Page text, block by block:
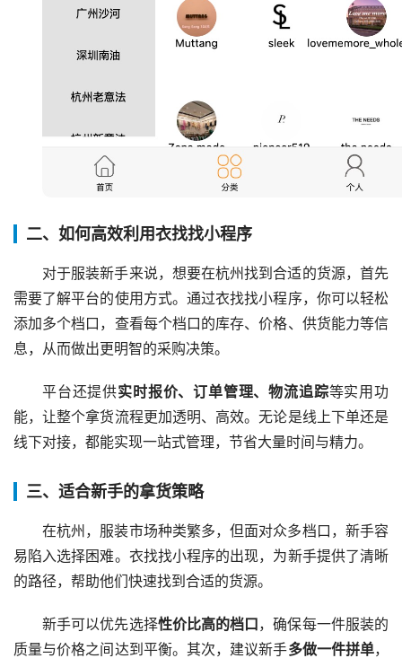
二、如何高效利用衣找找小程序
对于服装新手来说，想要在杭州找到合适的货源，首先
需要了解平台的使用方式。通过衣找找小程序，你可以轻松
添加多个档口，查看每个档口的库存、价格、供货能力等信
息，从而做出更明智的采购决策。
平台还提供实时报价、订单管理、物流追踪等实用功
能，让整个拿货流程更加透明、高效。无论是线上下单还是
线下对接，都能实现一站式管理，节省大量时间与精力。
三、适合新手的拿货策略
在杭州，服装市场种类繁多，但面对众多档口，新手容
易陷入选择困难。衣找找小程序的出现，为新手提供了清晰
的路径，帮助他们快速找到合适的货源。
新手可以优先选择性价比高的档口，确保每一件服装的
质量与价格之间达到平衡。其次，建议新手多做一件拼单，